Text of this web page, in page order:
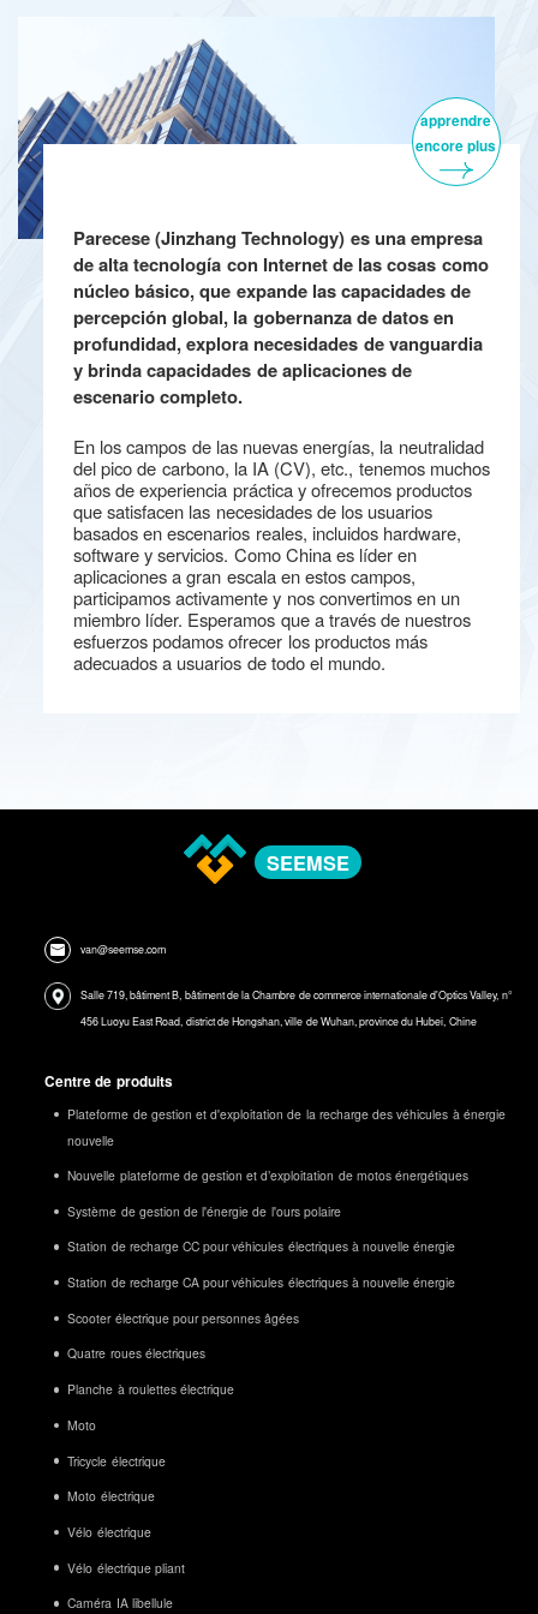
apprendre
encore plus
Parecese (Jinzhang Technology) es una empresa
de alta tecnología con Internet de las cosas como
núcleo básico, que expande las capacidades de
percepción global, la gobernanza de datos en
profundidad, explora necesidades de vanguardia
y brinda capacidades de aplicaciones de
escenario completo.
En los campos de las nuevas energías, la neutralidad
del pico de carbono, la IA (CV), etc., tenemos muchos
años de experiencia práctica y ofrecemos productos
que satisfacen las necesidades de los usuarios
basados ​​en escenarios reales, incluidos hardware,
software y servicios. Como China es líder en
aplicaciones a gran escala en estos campos,
participamos activamente y nos convertimos en un
miembro líder. Esperamos que a través de nuestros
esfuerzos podamos ofrecer los productos más
adecuados a usuarios de todo el mundo.
SEEMSE
van@seemse.com
Salle 719, bâtiment B, bâtiment de la Chambre de commerce internationale d'Optics Valley, n°
456 Luoyu East Road, district de Hongshan, ville de Wuhan, province du Hubei, Chine
Centre de produits
Plateforme de gestion et d'exploitation de la recharge des véhicules à énergie
nouvelle
Nouvelle plateforme de gestion et d’exploitation de motos énergétiques
Système de gestion de l'énergie de l'ours polaire
Station de recharge CC pour véhicules électriques à nouvelle énergie
Station de recharge CA pour véhicules électriques à nouvelle énergie
Scooter électrique pour personnes âgées
Quatre roues électriques
Planche à roulettes électrique
Moto
Tricycle électrique
Moto électrique
Vélo électrique
Vélo électrique pliant
Caméra IA libellule